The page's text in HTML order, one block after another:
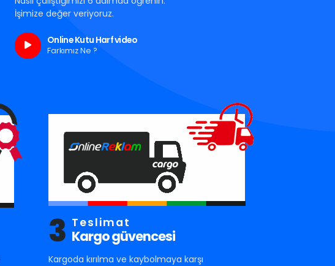
İşimize değer veriyoruz.
Online Kutu Harf video
Farkımız Ne ?
3 Teslimat
Kargo güvencesi
Kargoda kırılma ve kaybolmaya karşı